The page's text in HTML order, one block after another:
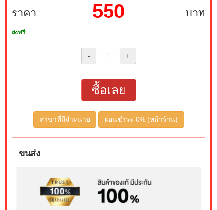
ราคา บาท
550
ส่งฟรี
- +
ซื้อเลย
สาขาที่มีจำหน่าย ผ่อนชำระ 0% (หน้าร้าน)
ขนส่ง